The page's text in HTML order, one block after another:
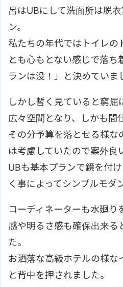
呂はUBにして洗面所は脱
ン。
私たちの年代ではトイレの
とも心もとない感じで落
ランは没！」と決めていま
しかし暫く見ていると窮
広々空間となり、しかも間
その分予算を落とせる様な
は考慮していたので案外良
UBも基本プランで鏡を付
く事によってシンプルモダ
コーディネーターも水廻
感や明るさ感も確保出来る
た。
お洒落な高級ホテルの様な
と背中を押されました。